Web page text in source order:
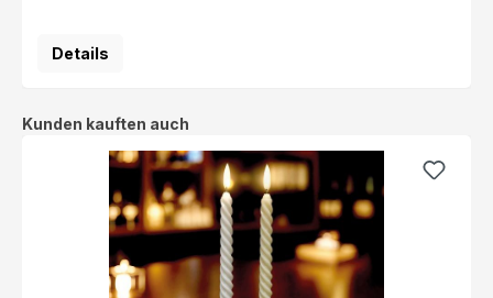
Details
Produktgalerie überspringen
Kunden kauften auch